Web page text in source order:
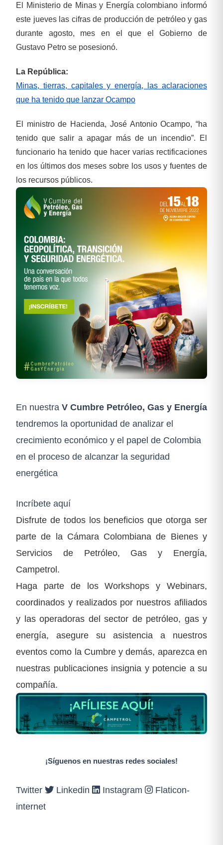
El Ministerio de Minas y Energía colombiano informó
este jueves las cifras de producción de petróleo y gas
durante agosto, mes en el que el Gobierno de
Gustavo Petro se posesionó.
La República:
Minas, tierras, capitales y energía, las aclaraciones
que ha tenido que lanzar Ocampo
El ministro de Hacienda, José Antonio Ocampo, “ha
tenido que salir a apagar más de un incendio”. El
funcionario ha tenido que hacer varias rectificaciones
en los últimos dos meses sobre los usos y fuentes de
los recursos públicos.
En nuestra V Cumbre Petróleo, Gas y Energía
tendremos la oportunidad de analizar el
crecimiento económico y el papel de Colombia
en el proceso de alcanzar la seguridad
energética
Incríbete aquí
Disfrute de todos los beneficios que otorga ser
parte de la Cámara Colombiana de Bienes y
Servicios de Petróleo, Gas y Energía,
Campetrol.
Haga parte de los Workshops y Webinars,
coordinados y realizados por nuestros afiliados
y las operadoras del sector de petróleo, gas y
energía, asegure su asistencia a nuestros
eventos como la Cumbre y demás, aparezca en
nuestras publicaciones insignia y potencie a su
compañía.
¡Síguenos en nuestras redes sociales!
Twitter Linkedin Instagram
Flaticon-
internet